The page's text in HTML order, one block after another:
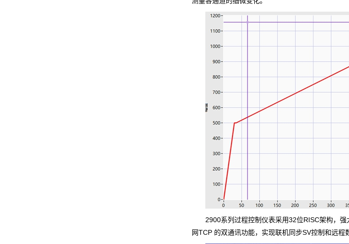
2900系列过程控制仪表采用32位RISC架构，
网TCP 的双通讯功能，实现联机同步SV控制和远程